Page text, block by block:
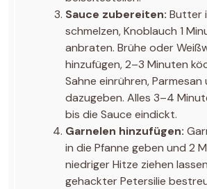
Sauce zubereiten: Butter
schmelzen, Knoblauch 1
anbraten. Brühe oder
hinzufügen, 2–3 Minuten
Sahne einrühren,
dazugeben. Alles 3–4
bis die Sauce eindickt.
Garnelen hinzufügen:
in die Pfanne geben und 2
niedriger Hitze ziehen
gehackter Petersilie